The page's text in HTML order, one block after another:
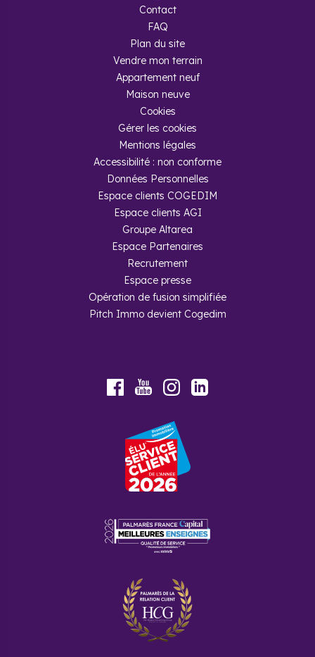
Contact
FAQ
Plan du site
Vendre mon terrain
Appartement neuf
Maison neuve
Cookies
Gérer les cookies
Mentions légales
Accessibilité : non conforme
Données Personnelles
Espace clients COGEDIM
Espace clients AGI
Groupe Altarea
Espace Partenaires
Recrutement
Espace presse
Opération de fusion simplifiée
Pitch Immo devient Cogedim
FacebookYoutubeInstagram